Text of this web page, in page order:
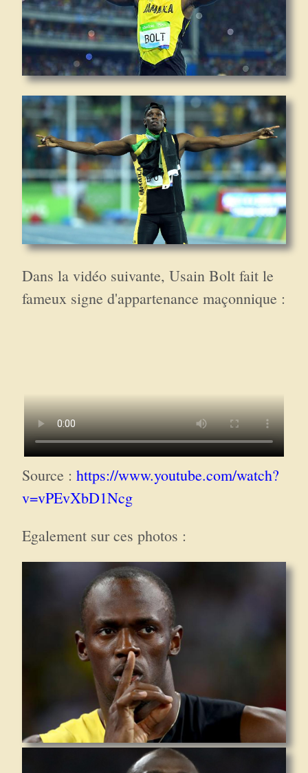
Dans la vidéo suivante, Usain Bolt fait le
fameux signe d'appartenance maçonnique :
Source : https://www.youtube.com/watch?
v=vPEvXbD1Ncg
Egalement sur ces photos :